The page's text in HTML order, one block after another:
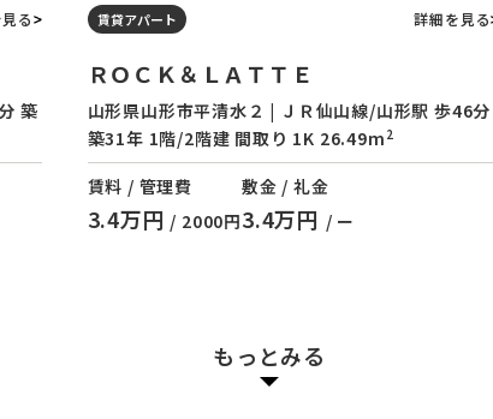
る
築
賃貸アパート 詳細を見る
ＲＯＣＫ＆ＬＡＴＴＥ
山形県山形市平清水２ | ＪＲ仙山線/山形駅 歩46分
築31年 1階/2階建 間取り 1K 26.49m 2
賃料 / 管理費
3.4万円 / 2000円
敷金 / 礼金
3.4万円 / ー
もっとみる